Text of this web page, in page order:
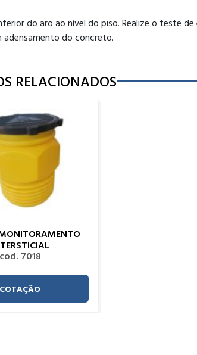
do aro ao nível do piso. Realize o teste
do concreto.
RELACIONADOS
cod. 7018
COTAÇÃO